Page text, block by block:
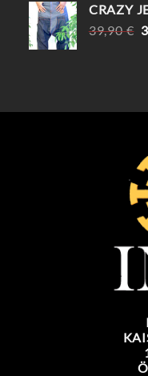
CRAZY
39,90€